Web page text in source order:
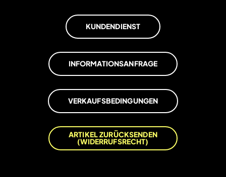
KUNDENDIENST
INFORMATIONSANFRAGE
VERKAUFSBEDINGUNGEN
ARTIKEL ZURÜCKSENDEN
(WIDERRUFSRECHT)